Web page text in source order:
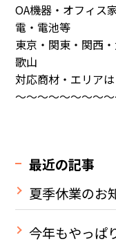
OA機器・オフィス
電・電池等
東京・関東・関西
歌山
対応商材・エリア
～～～～～～～～
最近の記事
夏季休業のお
今年もやっぱ